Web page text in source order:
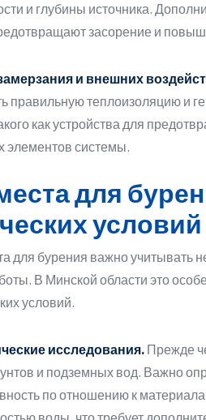
и глубины источника.
засорение и
и внешних
правильную теплоизоляцию и
как устройства для
элементов системы.
для
условий
для бурения важно учитывать
В Минской области это
условий.
исследования.Прежде
и подземных вод. Важно
по отношению к